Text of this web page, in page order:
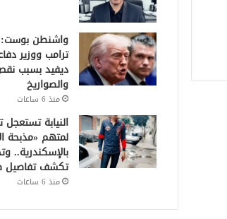
واشنطن بوست:
ترامب ووزير
ديفيد بسبب
والصواريخ
منذ 6 ساعات
النيابة تستعجل
لمتهم «مذبحة
بالإسكندرية..
تكشف تفاصيل
منذ 6 ساعات